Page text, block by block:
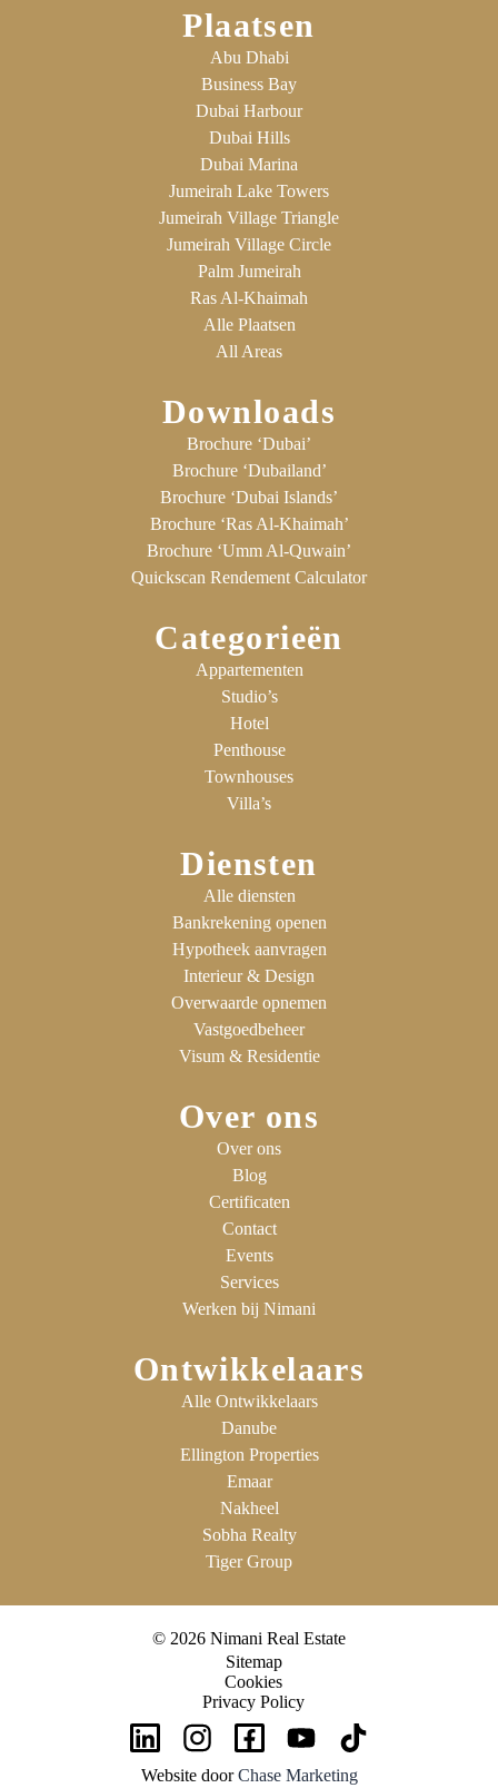
Plaatsen
Abu Dhabi
Business Bay
Dubai Harbour
Dubai Hills
Dubai Marina
Jumeirah Lake Towers
Jumeirah Village Triangle
Jumeirah Village Circle
Palm Jumeirah
Ras Al-Khaimah
Alle Plaatsen
All Areas
Downloads
Brochure ‘Dubai’
Brochure ‘Dubailand’
Brochure ‘Dubai Islands’
Brochure ‘Ras Al-Khaimah’
Brochure ‘Umm Al-Quwain’
Quickscan Rendement Calculator
Categorieën
Appartementen
Studio’s
Hotel
Penthouse
Townhouses
Villa’s
Diensten
Alle diensten
Bankrekening openen
Hypotheek aanvragen
Interieur & Design
Overwaarde opnemen
Vastgoedbeheer
Visum & Residentie
Over ons
Over ons
Blog
Certificaten
Contact
Events
Services
Werken bij Nimani
Ontwikkelaars
Alle Ontwikkelaars
Danube
Ellington Properties
Emaar
Nakheel
Sobha Realty
Tiger Group
© 2026 Nimani Real Estate
Sitemap
Cookies
Privacy Policy
Website doorChase Marketing